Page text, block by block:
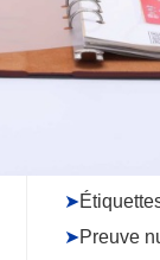
➤
➤Preuve